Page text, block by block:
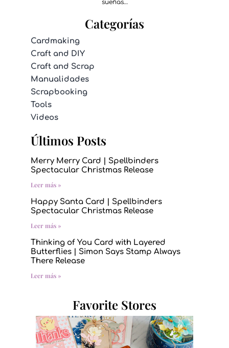
sueñas…
Categorías
Cardmaking
Craft and DIY
Craft and Scrap
Manualidades
Scrapbooking
Tools
Videos
Últimos Posts
Merry Merry Card | Spellbinders
Spectacular Christmas Release
Leer más »
Happy Santa Card | Spellbinders
Spectacular Christmas Release
Leer más »
Thinking of You Card with Layered
Butterflies | Simon Says Stamp Always
There Release
Leer más »
Favorite Stores